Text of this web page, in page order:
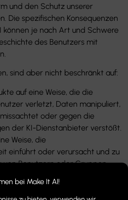
bei Make It AI!
und den Schutz unserer
Die spezifischen Konsequenzen
können je nach Art und Schwere
des Benutzers mit
sind aber nicht beschränkt auf:
auf eine Weise, die die
verletzt, Daten manipuliert,
oder gegen die
der KI-Dienstanbieter verstößt.
Weise, die
einführt oder verursacht und zu
von Benutzern oder Gruppen
Speicherung oder